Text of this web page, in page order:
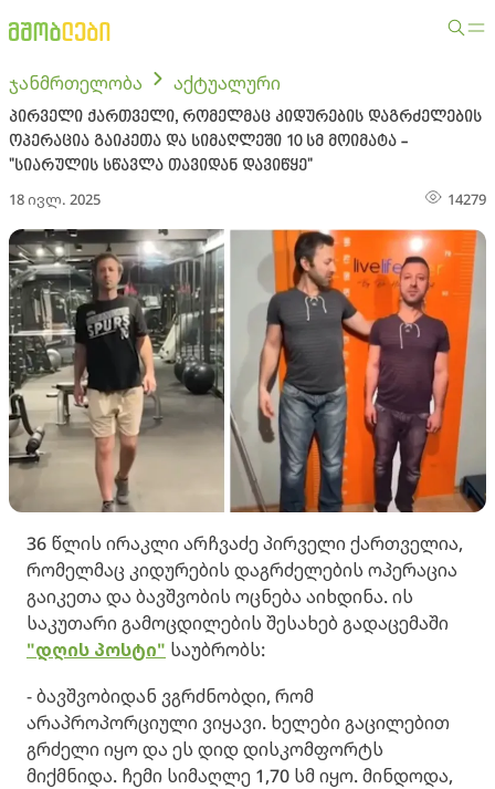
ჯანმრთელობა აქტუალური
პირველი ქართველი, რომელმაც კიდურების დაგრძელების
ოპერაცია გაიკეთა და სიმაღლეში 10 სმ მოიმატა -
"სიარულის სწავლა თავიდან დავიწყე"
18 ივლ. 2025 14279
36 წლის ირაკლი არჩვაძე პირველი ქართველია,
რომელმაც კიდურების დაგრძელების ოპერაცია
გაიკეთა და ბავშვობის ოცნება აიხდინა. ის
საკუთარი გამოცდილების შესახებ გადაცემაში
"დღის პოსტი" საუბრობს:
- ბავშვობიდან ვგრძნობდი, რომ
არაპროპორციული ვიყავი. ხელები გაცილებით
გრძელი იყო და ეს დიდ დისკომფორტს
მიქმნიდა. ჩემი სიმაღლე 1,70 სმ იყო. მინდოდა,